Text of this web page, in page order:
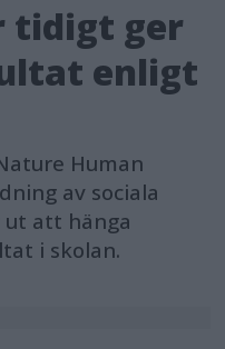
tidigt ger
enligt
Human
av sociala
att hänga
i skolan.